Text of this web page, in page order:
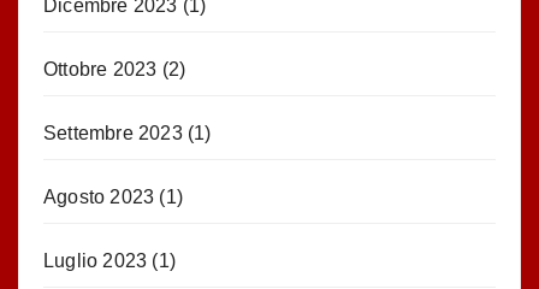
Dicembre 2023 (1)
Ottobre 2023 (2)
Settembre 2023(1)
Agosto 2023 (1)
Luglio 2023 (1)